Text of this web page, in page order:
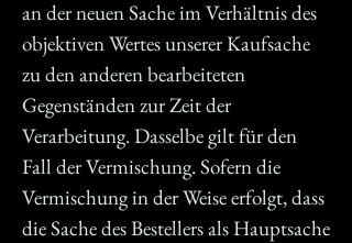
an der neuen Sache im Verhältnis des
objektiven Wertes unserer Kaufsache
zu den anderen bearbeiteten
Gegenständen zur Zeit der
Verarbeitung. Dasselbe gilt für den
Fall der Vermischung. Sofern die
Vermischung in der Weise erfolgt, dass
die Sache des Bestellers als Hauptsache